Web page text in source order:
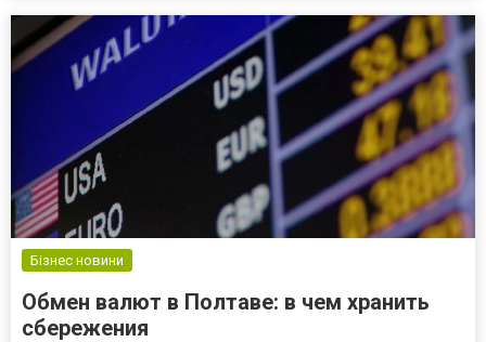
Бізнес новини
Обмен валют в Полтаве: в чем хранить
сбережения